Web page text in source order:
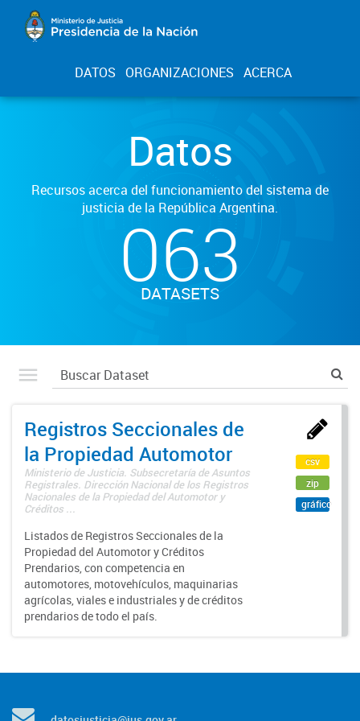
DATOS ORGANIZACIONES ACERCA
Datos
Recursos acerca del funcionamiento del sistema de
justicia de la República Argentina.
063
DATASETS
Registros Seccionales de
la Propiedad Automotor
Ministerio de Justicia. Subsecretaría de Asuntos
Registrales. Dirección Nacional de los Registros
Nacionales de la Propiedad del Automotor y
Créditos ...
Listados de Registros Seccionales de la
Propiedad del Automotor y Créditos
Prendarios, con competencia en
automotores, motovehículos, maquinarias
agrícolas, viales e industriales y de créditos
prendarios de todo el país.
csv
zip
gráfico